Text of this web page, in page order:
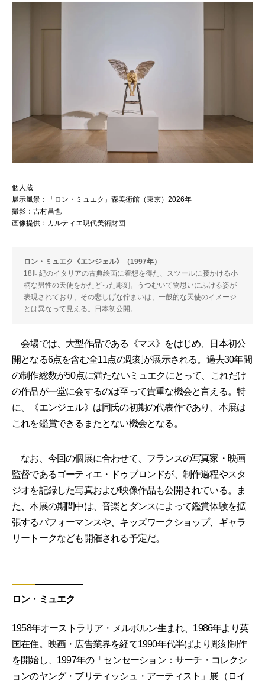
個人蔵
展示風景：「ロン・ミュエク」森美術館（東京）2026年
撮影：吉村昌也
画像提供：カルティエ現代美術財団
ロン・ミュエク《エンジェル》（1997年）
18世紀のイタリアの古典絵画に着想を得た、スツールに腰かける小
柄な男性の天使をかたどった彫刻。うつむいて物思いにふける姿が
表現されており、その悲しげな佇まいは、一般的な天使のイメージ
とは異なって見える。日本初公開。
会場では、大型作品である《マス》をはじめ、日本初公
開となる6点を含む全11点の彫刻が展示される。過去30年間
の制作総数が50点に満たないミュエクにとって、これだけ
の作品が一堂に会するのは至って貴重な機会と言える。特
に、《エンジェル》は同氏の初期の代表作であり、本展は
これを鑑賞できるまたとない機会となる。
なお、今回の個展に合わせて、フランスの写真家・映画
監督であるゴーティエ・ドゥブロンドが、制作過程やスタ
ジオを記録した写真および映像作品も公開されている。ま
た、本展の期間中は、音楽とダンスによって鑑賞体験を拡
張するパフォーマンスや、キッズワークショップ、ギャラ
リートークなども開催される予定だ。
ロン・ミュエク
1958年オーストラリア・メルボルン生まれ、1986年より英
国在住。映画・広告業界を経て1990年代半ばより彫刻制作
を開始し、1997年の「センセーション：サーチ・コレクシ
ョンのヤング・ブリティッシュ・アーティスト」展（ロイ